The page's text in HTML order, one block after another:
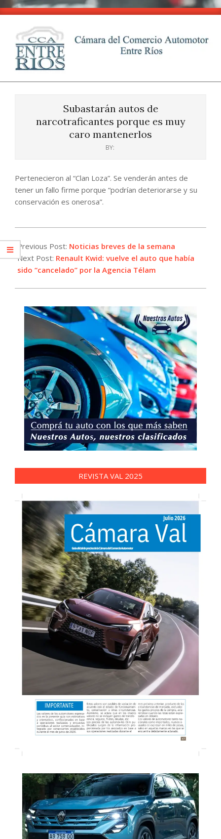
Skip
content
CCA
Subastarán autos de
narcotraficantes porque es muy
caro mantenerlos
BY:
Pertenecieron al “Clan Loza”. Se venderán antes de
tener un fallo firme porque “podrían deteriorarse y su
conservación es onerosa”.
08-
19
Previous Post: Noticias breves de la semana
Next Post: Renault Kwid: vuelve el auto que había
sido “cancelado” por la Agencia Télam
REVISTA VAL 2025